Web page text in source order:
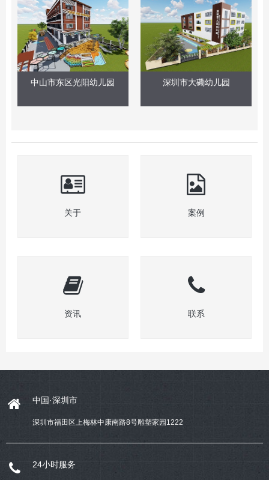
中山市东区光阳幼儿园 深圳市大磡幼儿园
关于 案例
资讯 联系
中国·深圳市
深圳市福田区上梅林中康南路8号雕塑家园1222
24小时服务